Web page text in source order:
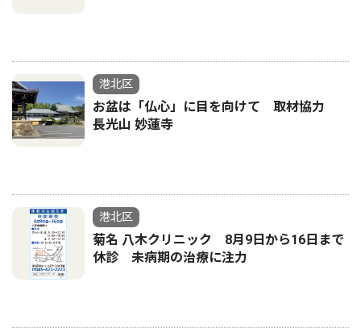
港北区
お盆は「仏心」に目を向けて 取材協力
長光山 妙蓮寺
港北区
菊名 八木クリニック 8月9日から16日まで
休診 未病期の治療に注力